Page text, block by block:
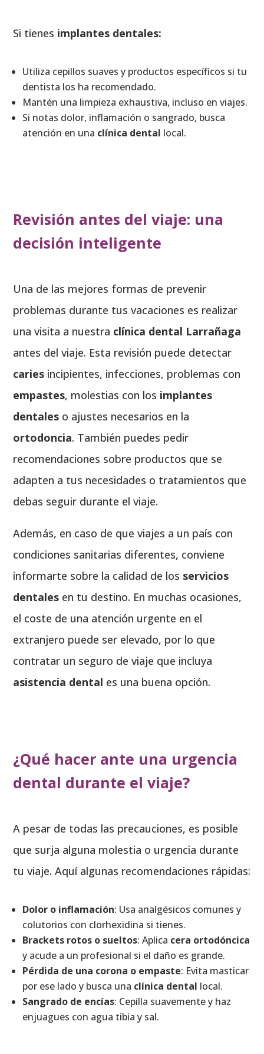
Si tienes implantes dentales:
Utiliza cepillos suaves y productos específicos si tu
dentista los ha recomendado.
Mantén una limpieza exhaustiva, incluso en viajes.
Si notas dolor, inflamación o sangrado, busca
atención en una clínica dental local.
Revisión antes del viaje: una
decisión inteligente
Una de las mejores formas de prevenir
problemas durante tus vacaciones es realizar
una visita a nuestra clínica dental Larrañaga
antes del viaje. Esta revisión puede detectar
caries incipientes, infecciones, problemas con
empastes, molestias con los implantes
dentales o ajustes necesarios en la
ortodoncia. También puedes pedir
recomendaciones sobre productos que se
adapten a tus necesidades o tratamientos que
debas seguir durante el viaje.
Además, en caso de que viajes a un país con
condiciones sanitarias diferentes, conviene
informarte sobre la calidad de los servicios
dentales en tu destino. En muchas ocasiones,
el coste de una atención urgente en el
extranjero puede ser elevado, por lo que
contratar un seguro de viaje que incluya
asistencia dental es una buena opción.
¿Qué hacer ante una urgencia
dental durante el viaje?
A pesar de todas las precauciones, es posible
que surja alguna molestia o urgencia durante
tu viaje. Aquí algunas recomendaciones rápidas:
Dolor o inflamación: Usa analgésicos comunes y
colutorios con clorhexidina si tienes.
Brackets rotos o sueltos: Aplica cera ortodóncica
y acude a un profesional si el daño es grande.
Pérdida de una corona o empaste: Evita masticar
por ese lado y busca una clínica dental local.
Sangrado de encías: Cepilla suavemente y haz
enjuagues con agua tibia y sal.